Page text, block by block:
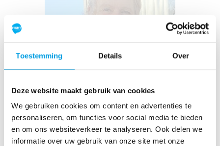
Toestemming Details Over
Deze website maakt gebruik van cookies
We gebruiken cookies om content en advertenties te
personaliseren, om functies voor social media te bieden
en om ons websiteverkeer te analyseren. Ook delen we
informatie over uw gebruik van onze site met onze
Greta Bakker
Raised
€795